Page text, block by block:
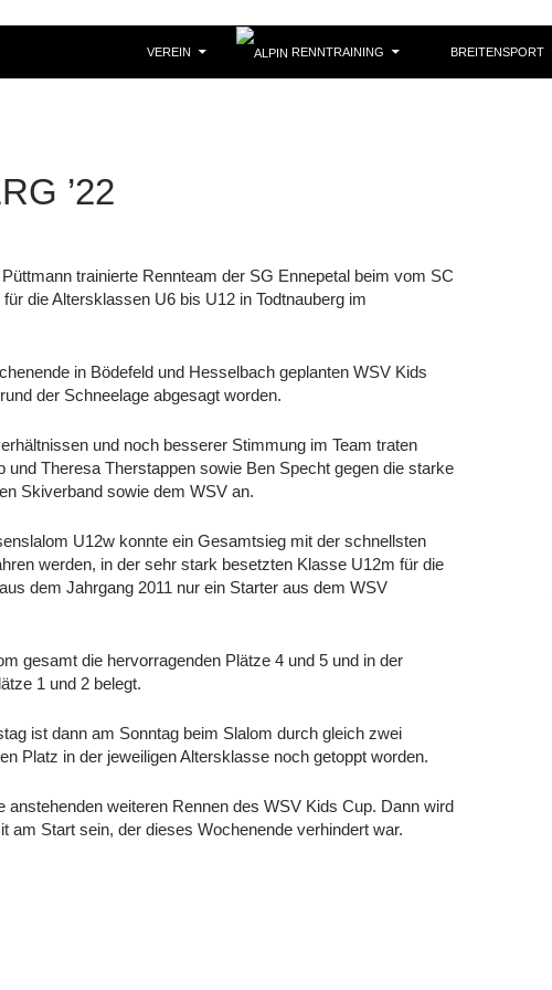
VEREIN RENNTRAINING BREITENSPORT
’22
trainierte Rennteam der SG Ennepetal beim vom SC
die Altersklassen U6 bis U12 in Todtnauberg im
in Bödefeld und Hesselbach geplanten WSV Kids
der Schneelage abgesagt worden.
und noch besserer Stimmung im Team traten
und Theresa Therstappen sowie Ben Specht gegen die starke
Skiverband sowie dem WSV an.
U12w konnte ein Gesamtsieg mit der schnellsten
werden, in der sehr stark besetzten Klasse U12m für die
dem Jahrgang 2011 nur ein Starter aus dem WSV
gesamt die hervorragenden Plätze 4 und 5 und in der
1 und 2 belegt.
ist dann am Sonntag beim Slalom durch gleich zwei
Platz in der jeweiligen Altersklasse noch getoppt worden.
anstehenden weiteren Rennen des WSV Kids Cup. Dann wird
am Start sein, der dieses Wochenende verhindert war.